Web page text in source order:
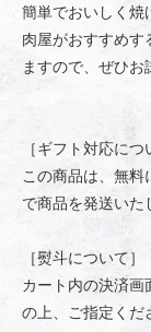
簡単でおいしく焼
肉屋がおすすめす
ますので、ぜひお
［ギフト対応につ
この商品は、無
で商品を発送いた
［熨斗について］
カート内の決済画
の上、ご指定くだ